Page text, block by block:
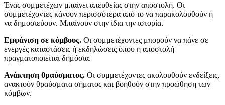
Ένας συμμετέχων μπαίνει απευθείας στην αποστολή. Οι
συμμετέχοντες κάνουν περισσότερα από το να παρακολουθούν ή
να δημοσιεύουν. Μπαίνουν στην ίδια την ιστορία.
Εμφάνιση σε κόμβους. Οι συμμετέχοντες μπορούν να πάνε σε
ενεργές καταστάσεις ή εκδηλώσεις όπου η αποστολή
πραγματοποιείται δημόσια.
Ανάκτηση θραύσματος. Οι συμμετέχοντες ακολουθούν ενδείξεις,
ανακτούν θραύσματα σήματος και βοηθούν στην προώθηση των
κόμβων.